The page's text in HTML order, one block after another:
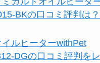
BKの口コミ評判は
ルヒーターwithPet
DGの口コミ評判をレ